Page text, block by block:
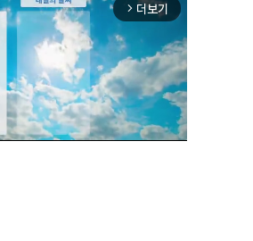
arrow_forward_ios 더보기